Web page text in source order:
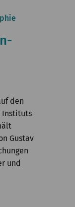
den
Instituts
Gustav
und